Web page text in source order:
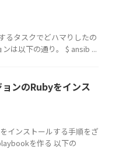
るタスクでどハマりしたの
は以下の通り。 $ ansib ...
ンのRubyをインス
インストールする手順をざ
を作る 以下の